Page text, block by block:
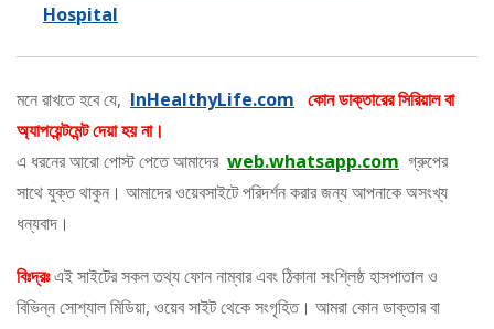
Hospital
মনে রাখতে হবে যে, InHealthyLife.com কোন ডাক্তারের সিরিয়াল বা
অ্যাপয়েন্টমেন্ট দেয়া হয় না।
এ ধরনের আরো পোস্ট পেতে আমাদের web.whatsapp.com গ্রুপের
সাথে যুক্ত থাকুন। আমাদের ওয়েবসাইটে পরিদর্শন করার জন্য আপনাকে অসংখ্য
ধন্যবাদ।
বিঃদ্রঃএই সাইটের সকল তথ্য ফোন নাম্বার এবং ঠিকানা সংশ্লিষ্ঠ হাসপাতাল ও
বিভিন্ন সোশ্যাল মিডিয়া, ওয়েব সাইট থেকে সংগৃহিত। আমরা কোন ডাক্তার বা